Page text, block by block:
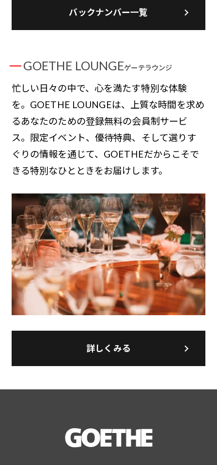
バックナンバー一覧
GOETHE LOUNGEゲーテラウンジ
忙しい日々の中で、心を満たす特別な体験
を。GOETHE LOUNGEは、上質な時間を求め
るあなたのための登録無料の会員制サービ
ス。限定イベント、優待特典、そして選りす
ぐりの情報を通じて、GOETHEだからこそで
きる特別なひとときをお届けします。
詳しくみる